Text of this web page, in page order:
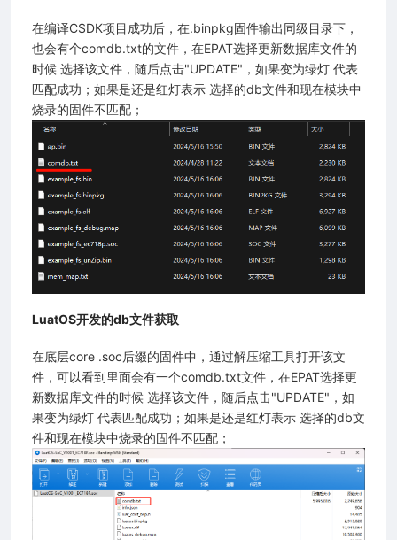
在编译CSDK项目成功后，在.binpkg固件输出同级目录下，
也会有个comdb.txt的文件，在EPAT选择更新数据库文件的
时候 选择该文件，随后点击"UPDATE"，如果变为绿灯 代表
匹配成功；如果是还是红灯表示 选择的db文件和现在模块中
烧录的固件不匹配；
LuatOS开发的db文件获取
在底层core .soc后缀的固件中，通过解压缩工具打开该文
件，可以看到里面会有一个comdb.txt文件，在EPAT选择更
新数据库文件的时候 选择该文件，随后点击"UPDATE"，如
果变为绿灯 代表匹配成功；如果是还是红灯表示 选择的db文
件和现在模块中烧录的固件不匹配；